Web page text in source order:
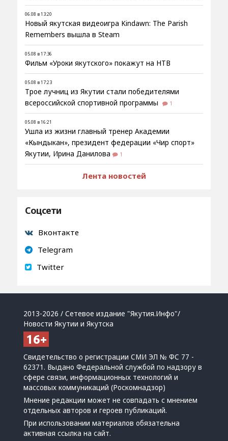
06.08 в 13:20
Новый якутская видеоигра Kindawn: The Parish
Remembers вышла в Steam
05.08 в 17:36
Фильм «Уроки якутского» покажут на НТВ
05.08 в 17:23
Трое лучниц из Якутии стали победителями
всероссийской спортивной программы
1
05.08 в 16:21
Ушла из жизни главный тренер Академии
«Кындыкан», президент федерации «Чир спорт»
Якутии, Ирина Данилова
1
Лента новостей
Соцсети
Вконтакте
Telegram
Twitter
2013-2026 / Сетевое издание "Якутия.Инфо"/
Новости Якутии и Якутска
Свидетельство о регистрации СМИ ЭЛ № ФС 77 -
62371. Выдано Федеральной службой по надзору в
сфере связи, информационных технологий и
массовых коммуникаций (Роскомнадзор)
Мнение редакции может не совпадать с мнением
отдельных авторов и героев публикаций.
При использовании материалов обязательна
активная ссылка на сайт.